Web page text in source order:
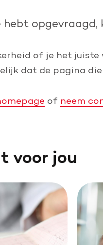
hebt
of je het
dat de pagina
of neem
voor jou